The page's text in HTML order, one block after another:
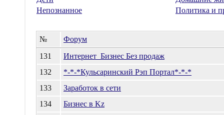
Непознанное
Политика и
№
Форум
131
Интернет_Бизнес Без продаж
132
*-*-*Кульсаринский Рэп Портал*-*-*
133
Заработок в сети
134
Бизнес в Kz